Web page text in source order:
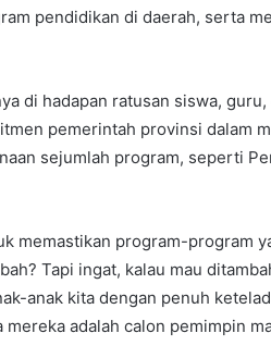
pendidikan di daerah, serta
di hadapan ratusan siswa,
pemerintah provinsi dalam
sejumlah program, seperti
memastikan program-program
Tapi ingat, kalau mau
anak kita dengan penuh
mereka adalah calon pemimpin